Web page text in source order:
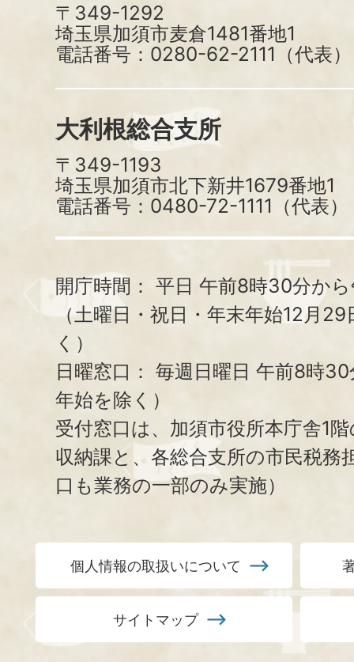
〒349-1292
埼玉県加須市麦倉1481番地1
電話番号：0280-62-2111（代表）
大利根総合支所
〒349-1193
埼玉県加須市北下新井1679番地1
電話番号：0480-72-1111（代表）
開庁時間： 平日 午前8時30分か
（土曜日・祝日・年末年始12月
く）
日曜窓口： 毎週日曜日 午前8時
年始を除く）
受付窓口は、加須市役所本庁舎1
収納課と、 各総合支所の市民税務
口も業務の一部のみ実施）
個人情報の取扱いについて
サイトマップ